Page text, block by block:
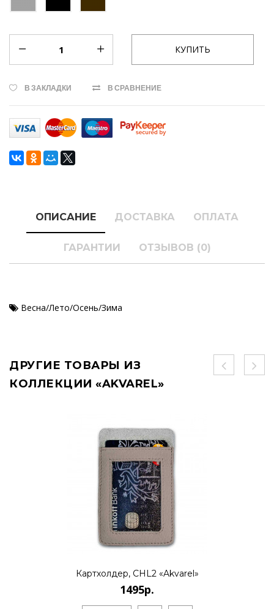
В ЗАКЛАДКИ В СРАВНЕНИЕ
ОПИСАНИЕ ДОСТАВКА ОПЛАТА
ГАРАНТИИ ОТЗЫВОВ (0)
Весна/Лето/Осень/Зима
ДРУГИЕ ТОВАРЫ ИЗ
КОЛЛЕКЦИИ «AKVAREL»
Картхолдер, CHL2 «Akvarel»
1495р.